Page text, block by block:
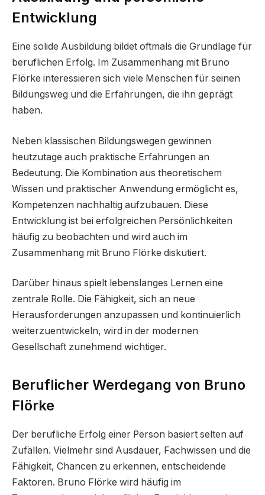
Entwicklung
Eine solide Ausbildung bildet oftmals die Grundlage für
beruflichen Erfolg. Im Zusammenhang mit Bruno
Flörke interessieren sich viele Menschen für seinen
Bildungsweg und die Erfahrungen, die ihn geprägt
haben.
Neben klassischen Bildungswegen gewinnen
heutzutage auch praktische Erfahrungen an
Bedeutung. Die Kombination aus theoretischem
Wissen und praktischer Anwendung ermöglicht es,
Kompetenzen nachhaltig aufzubauen. Diese
Entwicklung ist bei erfolgreichen Persönlichkeiten
häufig zu beobachten und wird auch im
Zusammenhang mit Bruno Flörke diskutiert.
Darüber hinaus spielt lebenslanges Lernen eine
zentrale Rolle. Die Fähigkeit, sich an neue
Herausforderungen anzupassen und kontinuierlich
weiterzuentwickeln, wird in der modernen
Gesellschaft zunehmend wichtiger.
Beruflicher Werdegang von Bruno
Flörke
Der berufliche Erfolg einer Person basiert selten auf
Zufällen. Vielmehr sind Ausdauer, Fachwissen und die
Fähigkeit, Chancen zu erkennen, entscheidende
Faktoren. Bruno Flörke wird häufig im